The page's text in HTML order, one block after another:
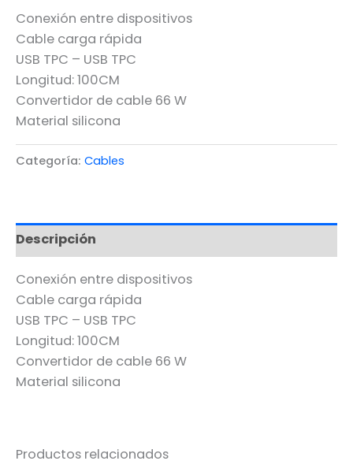
Conexión entre dispositivos
Cable carga rápida
USB TPC – USB TPC
Longitud: 100CM
Convertidor de cable 66 W
Material silicona
Categoría: Cables
Descripción
Conexión entre dispositivos
Cable carga rápida
USB TPC – USB TPC
Longitud: 100CM
Convertidor de cable 66 W
Material silicona
Productos relacionados